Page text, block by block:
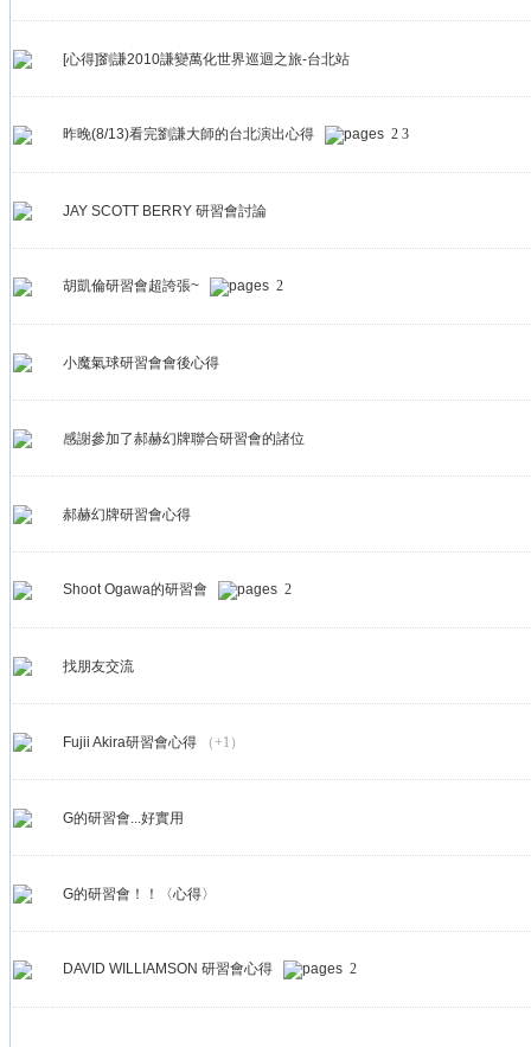
[心得]劉謙2010謙變萬化世界巡迴之旅-台北站
昨晚(8/13)看完劉謙大師的台北演出心得 2 3
JAY SCOTT BERRY 研習會討論
胡凱倫研習會超誇張~ 2
小魔氣球研習會會後心得
感謝參加了郝赫幻牌聯合研習會的諸位
郝赫幻牌研習會心得
Shoot Ogawa的研習會 2
找朋友交流
Fujii Akira研習會心得 （+1）
G的研習會...好實用
G的研習會！！〈心得〉
DAVID WILLIAMSON 研習會心得 2